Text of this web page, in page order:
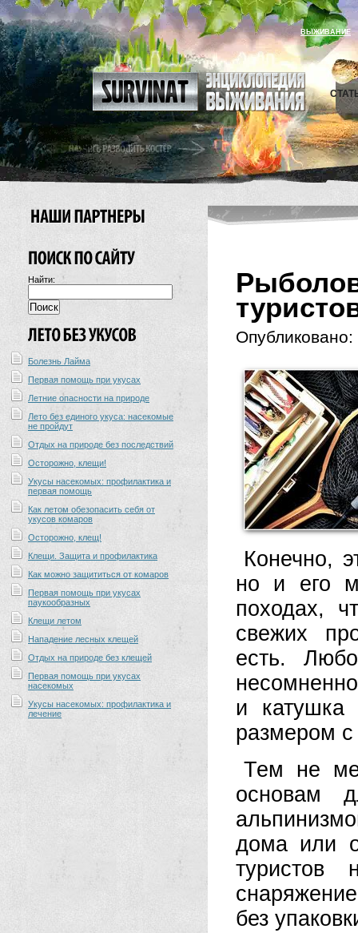
ВЫЖИВАНИЕ
Найти:
Болезнь Лайма
Первая помощь при укусах
Летние опасности на природе
Лето без единого укуса: насекомые
не пройдут
Отдых на природе без последствий
Осторожно, клещи!
Укусы насекомых: профилактика и
первая помощь
Как летом обезопасить себя от
укусов комаров
Осторожно, клещ!
Клещи. Защита и профилактика
Как можно защититься от комаров
Первая помощь при укусах
паукообразных
Клещи летом
Нападение лесных клещей
Отдых на природе без клещей
Первая помощь при укусах
насекомых
Укусы насекомых: профилактика и
лечение
Опубликовано:
Конечно,
но и его
походах,
свежих
есть.
и катушка
размером с
Тем не
основам
дома или
туристов
без